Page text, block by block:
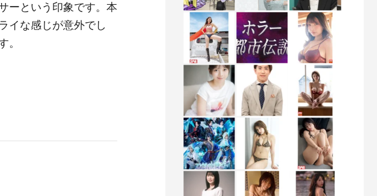
ーという印象です。本
イな感じが意外でし
。